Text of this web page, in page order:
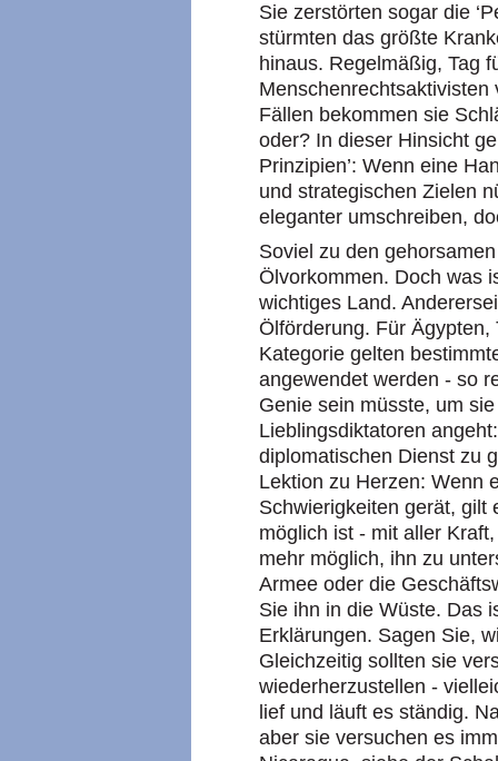
Sie zerstörten sogar die
stürmten das größte
hinaus. Regelmäßig, Tag
Fällen bekommen sie
oder? In dieser Hinsicht
Prinzipien’: Wenn eine
und strategischen Zielen
eleganter umschreiben,
Soviel zu den
Ölvorkommen. Doch was
wichtiges Land.
Ölförderung. Für
Kategorie gelten
angewendet werden - so
Genie sein müsste, um
Lieblingsdiktatoren
diplomatischen Dienst zu
Lektion zu Herzen: Wenn
Schwierigkeiten gerät, gilt
möglich ist - mit aller
mehr möglich, ihn zu
Armee oder die
Sie ihn in die Wüste. Das
Erklärungen. Sagen Sie,
Gleichzeitig sollten sie
wiederherzustellen -
lief und läuft es ständig.
aber sie versuchen es